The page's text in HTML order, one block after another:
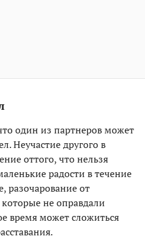
один из партнеров может
Неучастие другого в
оттого, что нельзя
радости в течение
разочарование от
не оправдали
время может сложиться